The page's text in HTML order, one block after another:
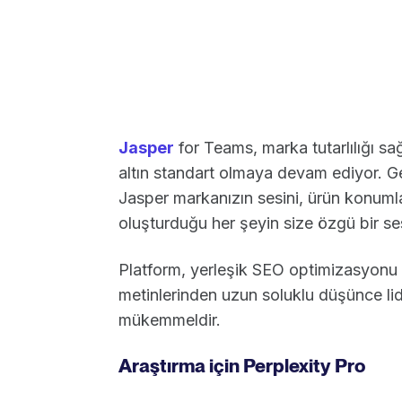
Jasper for Teams, marka tutarlılığı
altın standart olmaya devam ediyor.
Jasper markanızın sesini, ürün
oluşturduğu her şeyin size özgü bir
Platform, yerleşik SEO
metinlerinden uzun soluklu düşünce
mükemmeldir.
Araştırma için Perplexity Pro